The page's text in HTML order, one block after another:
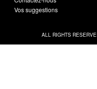
Vos suggestions
ALL RIGHTS